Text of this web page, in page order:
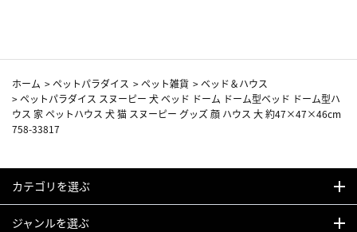
ホーム >ペットパラダイス >ペット雑貨 >ベッド＆ハウス
>ペットパラダイス スヌーピー 犬 ベッド ドーム ドーム型ベッド ドーム型ハ
ウス 家 ペットハウス 犬 猫 スヌーピー グッズ 顔 ハウス 大 約47×47×46cm
758-33817
カテゴリを選ぶ
ジャンルを選ぶ